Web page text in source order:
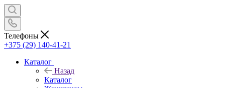
Телефоны
+375 (29) 140-41-21
Каталог
Назад
Каталог